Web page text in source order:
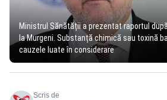
Ministrul Sănătății a prezentat raportul
la Murgeni. Substanță chimică sau toxină
cauzele luate în considerare
Scris de